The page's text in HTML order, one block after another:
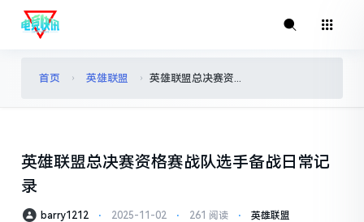
首页 › 英雄联盟 ›
英雄联盟总决赛资格赛战队选手备战日常记
录
barry1212 ⋅ 2025-11-02 ⋅ 261 阅读 ⋅ 英雄联盟